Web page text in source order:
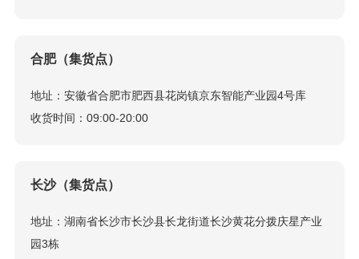
合肥（集货点）
地址：安徽省合肥市肥西县花岗镇京东智能产业园4号库
收货时间：09:00-20:00
长沙（集货点）
地址：湖南省长沙市长沙县长龙街道长沙黄花分拨庆星产业
园3栋